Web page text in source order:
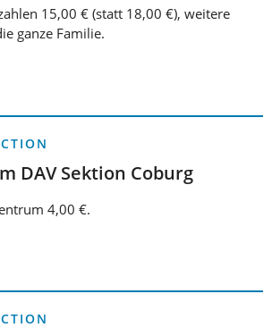
15,00 € (statt 18,00 €), weitere
ganze Familie.
DAV Sektion Coburg
4,00 €.